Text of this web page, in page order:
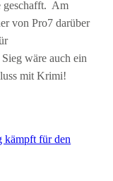
geschafft. Am
von Pro7 darüber
wäre auch ein
mit Krimi!